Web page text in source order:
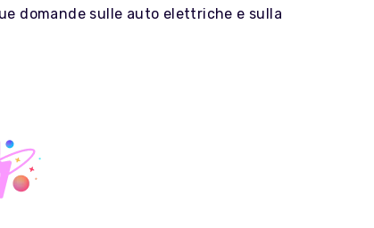
domande sulle auto elettriche e sulla